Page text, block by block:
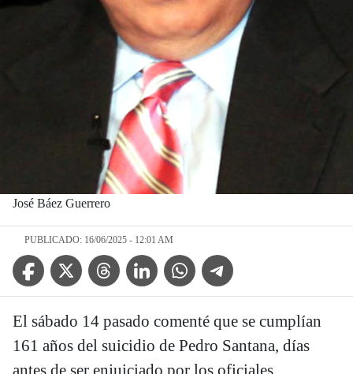
José Báez Guerrero
PUBLICADO: 16/06/2025 - 12:01 AM
Facebook IconTwitter IconThreads IconLinkedin IconWhatsApp IconTelegram Icon
El sábado 14 pasado comenté que se cumplían
161 años del suicidio de Pedro Santana, días